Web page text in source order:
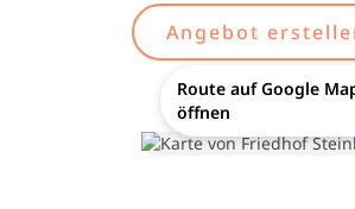
Angebot
Route auf Google
öffnen